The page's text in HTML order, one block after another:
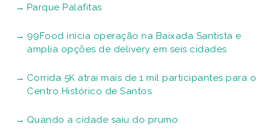
Parque Palafitas
99Food inicia operação na Baixada Santista e
amplia opções de delivery em seis cidades
Corrida 5K atrai mais de 1 mil participantes para o
Centro Histórico de Santos
Quando a cidade saiu do prumo